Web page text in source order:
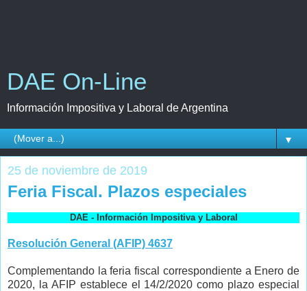
DAE On-Line
Información Impositiva y Laboral de Argentina
▼
25 de noviembre de 2019
Feria Fiscal. Plazos especiales
DAE - Información Impositiva y Laboral
Resolución General (AFIP) 4637
Complementando la feria fiscal correspondiente a Enero de
2020, la AFIP establece el 14/2/2020 como plazo especial